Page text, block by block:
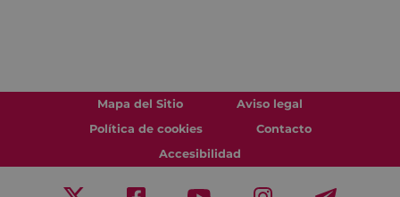
Mapa del Sitio
Aviso legal
Política de cookies
Contacto
Accesibilidad